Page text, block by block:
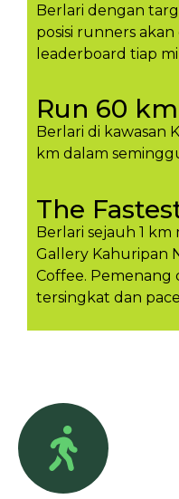
Berlari dengan
posisi runners
leaderboard tiap
Run 60
Berlari di kawasan
km dalam
The
Berlari sejauh 1
Gallery Kahuripan
Coffee. Pemenang
tersingkat dan